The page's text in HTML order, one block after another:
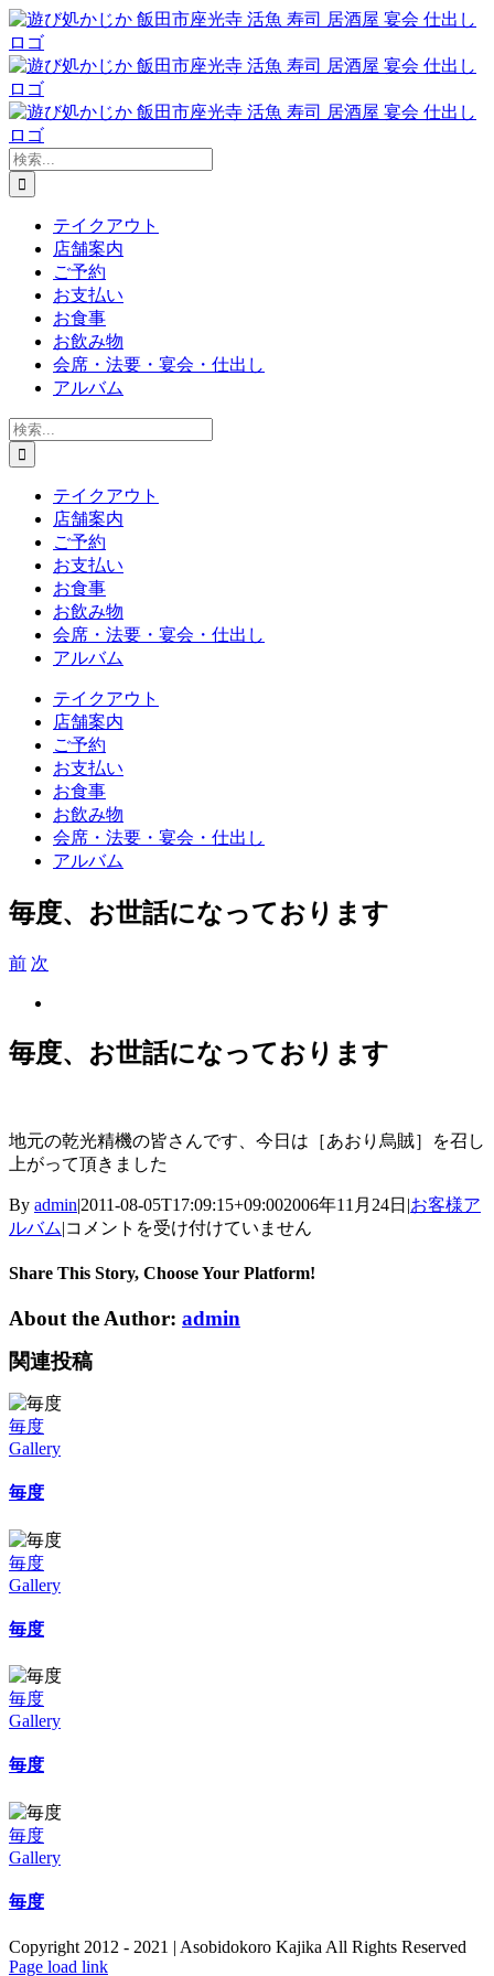
Skip
to
content
検
索
…
テイクアウト
店舗案内
ご予約
お支払い
お食事
お飲み物
会席・法要・宴会・仕出し
アルバム
検
索
…
テイクアウト
店舗案内
ご予約
お支払い
お食事
お飲み物
会席・法要・宴会・仕出し
アルバム
テイクアウト
店舗案内
ご予約
お支払い
お食事
お飲み物
会席・法要・宴会・仕出し
アルバム
毎度、お世話になっております
前 次
Image
毎度、お世話になっております
地元の乾光精機の皆さんです、今日は［あおり烏賊］を召し
上がって頂きました
By admin|2011-08-05T17:09:15+09:002006年11月24日 |お客様ア
ルバム|毎
お
話
な
コメントを受け付けていません
Share This Story, Choose Your Platform!
About the Author: admin
関連投稿
毎度
Gallery
毎度
毎度
Gallery
毎度
毎度
Gallery
毎度
毎度
Gallery
毎度
Copyright 2012 - 2021 | Asobidokoro Kajika All Rights Reserved
Page load link